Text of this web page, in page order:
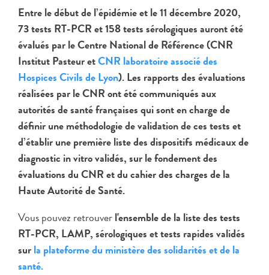
Entre le début de l’épidémie et le 11 décembre 2020,
73 tests RT-PCR et 158 tests sérologiques​ auront été
évalués par le Centre National de Référence (CNR
Institut Pasteur etCNR laboratoire associé des
Hospices Civils de Lyon). Les rapports des évaluations
réalisées par le CNR ont été communiqués aux
autorités de santé françaises qui sont en charge de
définir une méthodologie de validation de ces tests et
d’établir une première liste des dispositifs médicaux de
diagnostic in vitro validés, sur le fondement des
évaluations du CNR et du cahier des charges de la
Haute Autorité de Santé.
Vous pouvez retrouverl'ensemble de la liste des tests
RT-PCR, LAMP, sérologiques et tests rapides validés
surla plateforme du ministère des solidarités et de la
santé.